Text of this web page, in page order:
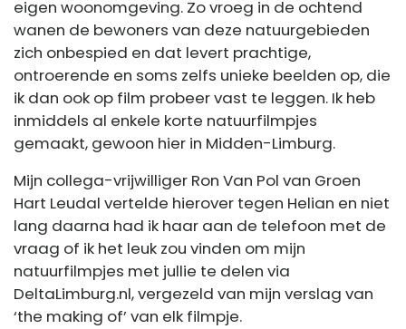
eigen woonomgeving. Zo vroeg in de ochtend
wanen de bewoners van deze natuurgebieden
zich onbespied en dat levert prachtige,
ontroerende en soms zelfs unieke beelden op, die
ik dan ook op film probeer vast te leggen. Ik heb
inmiddels al enkele korte natuurfilmpjes
gemaakt, gewoon hier in Midden-Limburg.
Mijn collega-vrijwilliger Ron Van Pol van Groen
Hart Leudal vertelde hierover tegen Helian en niet
lang daarna had ik haar aan de telefoon met de
vraag of ik het leuk zou vinden om mijn
natuurfilmpjes met jullie te delen via
DeltaLimburg.nl, vergezeld van mijn verslag van
‘the making of’ van elk filmpje.